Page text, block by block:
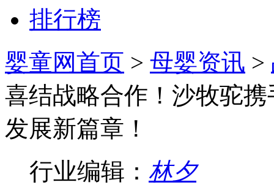
排行榜
婴童网首页 > 母婴资讯 >
喜结战略合作！沙牧驼
发展新篇章！
行业编辑： 林夕